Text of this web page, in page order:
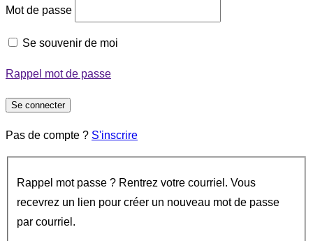
Mot de passe
Se souvenir de moi
Rappel mot de passe
Se connecter
Pas de compte ? S'inscrire
Rappel mot passe ? Rentrez votre courriel. Vous
recevrez un lien pour créer un nouveau mot de passe
par courriel.